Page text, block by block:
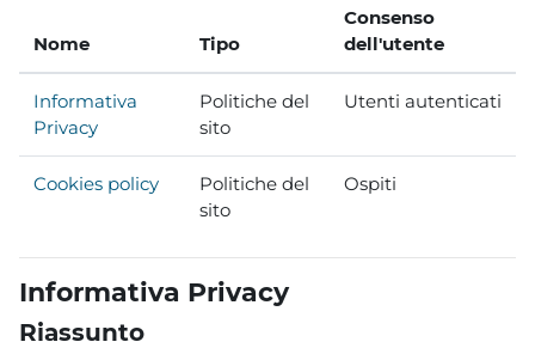
Nome Tipo
Consenso
dell'utente
Informativa
Privacy
Politiche del
sito
Utenti autenticati
Cookies policy
Politiche del
sito
Ospiti
Informativa Privacy
Riassunto